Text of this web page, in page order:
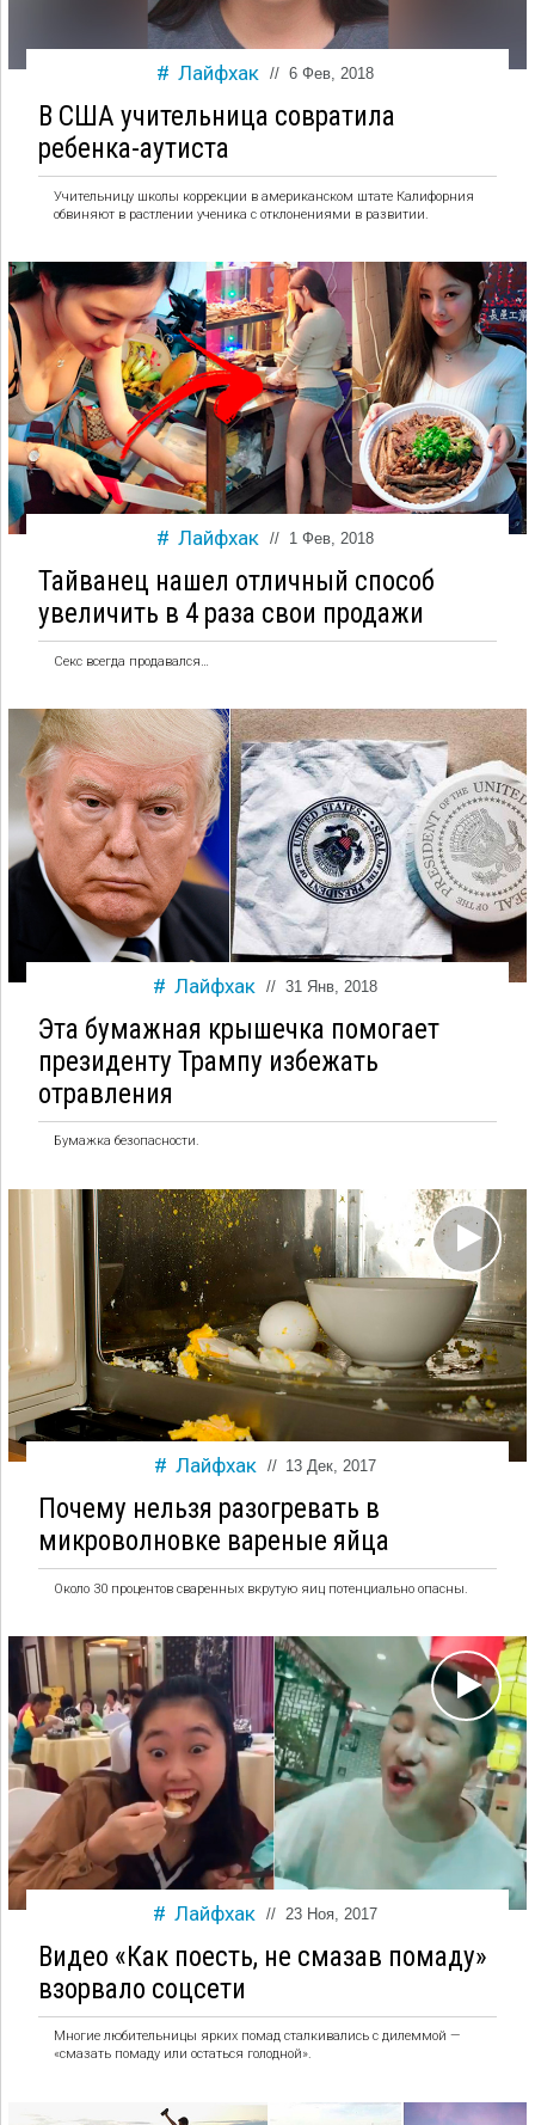
Лайфхак // 6 Фев, 2018
В США учительница совратила
ребенка-аутиста
Учительницу школы коррекции в американском штате Калифорния
обвиняют в растлении ученика с отклонениями в развитии.
Лайфхак // 1 Фев, 2018
Тайванец нашел отличный способ
увеличить в 4 раза свои продажи
Секс всегда продавался…
Лайфхак // 31 Янв, 2018
Эта бумажная крышечка помогает
президенту Трампу избежать
отравления
Бумажка безопасности.
Лайфхак // 13 Дек, 2017
Почему нельзя разогревать в
микроволновке вареные яйца
Около 30 процентов сваренных вкрутую яиц потенциально опасны.
Лайфхак // 23 Ноя, 2017
Видео «Как поесть, не смазав помаду»
взорвало соцсети
Многие любительницы ярких помад сталкивались с дилеммой —
«смазать помаду или остаться голодной».